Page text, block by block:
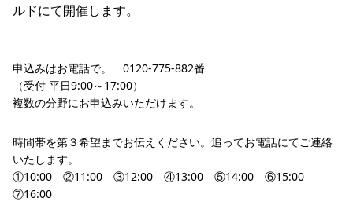
ルドにて開催します。
申込みはお電話で。 0120-775-882番
（受付 平日9:00～17:00）
複数の分野にお申込みいただけます。
時間帯を第３希望までお伝えください。追ってお電話にてご連絡
いたします。
①10:00 ②11:00 ③12:00 ④13:00 ⑤14:00 ⑥15:00
⑦16:00